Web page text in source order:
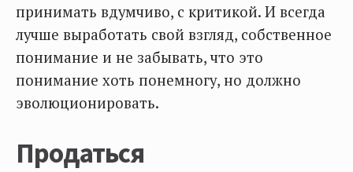
принимать вдумчиво, с критикой. И всегда
лучше выработать свой взгляд, собственное
понимание и не забывать, что это
понимание хоть понемногу, но должно
эволюционировать.
Продаться